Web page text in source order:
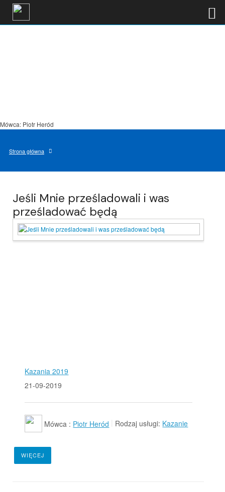
Mówca: Piotr Heród
Strona główna
Jeśli Mnie prześladowali i was
prześladować będą
Kazania 2019
21-09-2019
Mówca : Piotr Heród Rodzaj usługi: Kazanie
WIĘCEJ